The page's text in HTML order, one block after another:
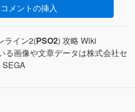
ライン2(PSO2) 攻略 Wiki
る画像や文章データは株式会社セ
SEGA